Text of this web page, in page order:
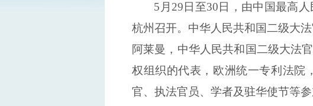
5月29日 至30日 ， 由中国最高
杭州召开。中华人民共和国二级大
阿莱曼，中华人民共和国二级大法
权组织的代表，欧洲统一专利法院
官、执法官员、学者及驻华使节等参